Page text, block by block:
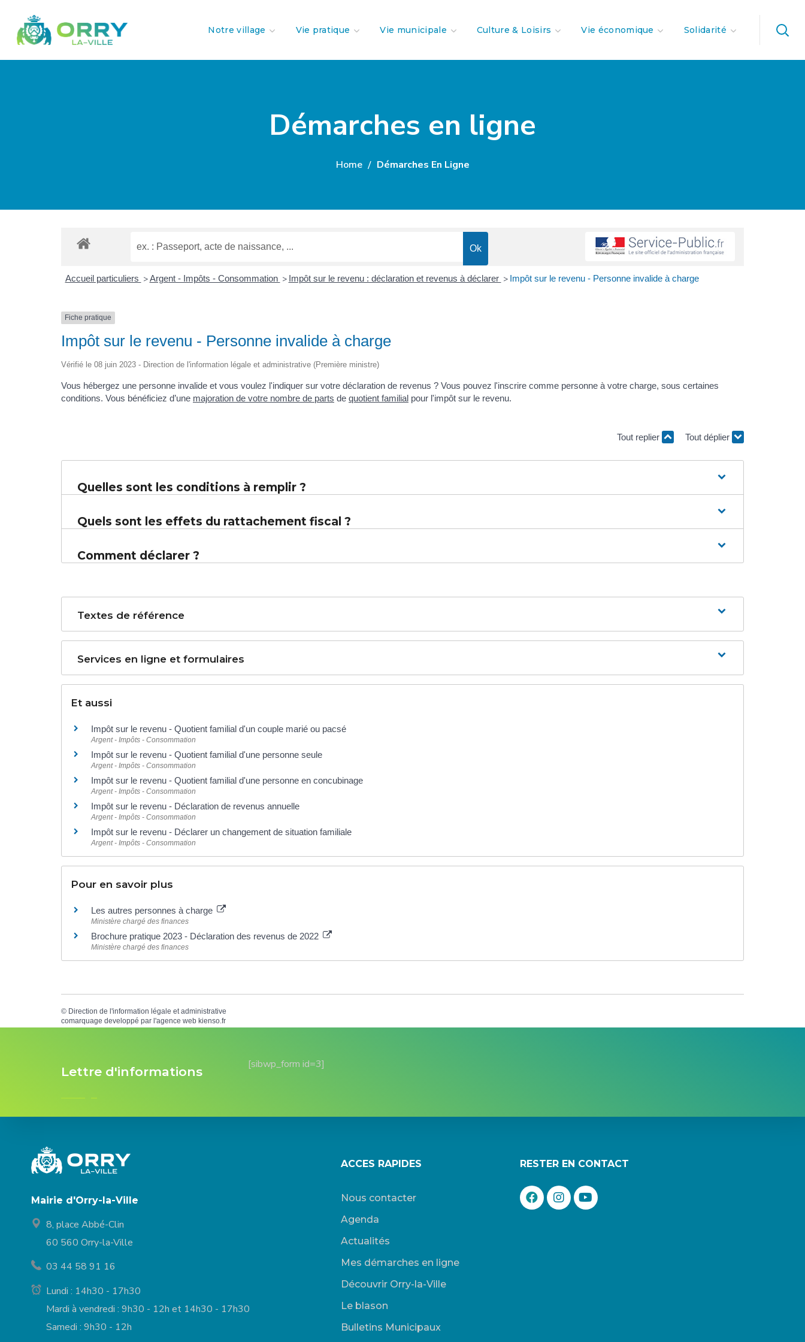
Notre village Vie pratique Vie municipale Culture & Loisirs Vie économique Solidarité
Démarches en ligne
Home Démarches En Ligne
Accueil particuliers > Argent - Impôts - Consommation > Impôt sur le revenu : déclaration et revenus à déclarer > Impôt sur le revenu - Personne invalide à charge
Fiche pratique
Impôt sur le revenu - Personne invalide à charge
Vérifié le 08 juin 2023 - Direction de l'information légale et administrative (Première ministre)
Vous hébergez une personne invalide et vous voulez l'indiquer sur votre déclaration de revenus ? Vous pouvez l'inscrire comme personne à votre charge, sous certaines
conditions. Vous bénéficiez d’une majoration de votre nombre de parts de quotient familial pour l'impôt sur le revenu.
Tout replier Tout déplier
Quelles sont les conditions à remplir ?
Quels sont les effets du rattachement fiscal ?
Comment déclarer ?
Textes de référence
Services en ligne et formulaires
Et aussi
Impôt sur le revenu - Quotient familial d'un couple marié ou pacsé
Argent - Impôts - Consommation
Impôt sur le revenu - Quotient familial d'une personne seule
Argent - Impôts - Consommation
Impôt sur le revenu - Quotient familial d'une personne en concubinage
Argent - Impôts - Consommation
Impôt sur le revenu - Déclaration de revenus annuelle
Argent - Impôts - Consommation
Impôt sur le revenu - Déclarer un changement de situation familiale
Argent - Impôts - Consommation
Pour en savoir plus
Les autres personnes à charge
Ministère chargé des finances
Brochure pratique 2023 - Déclaration des revenus de 2022
Ministère chargé des finances
© Direction de l'information légale et administrative
comarquage developpé par l'agence web kienso.fr
Lettre d'informations [sibwp_form id=3]
Mairie d'Orry-la-Ville
8, place Abbé-Clin
60 560 Orry-la-Ville
03 44 58 91 16
Lundi : 14h30 - 17h30
Mardi à vendredi : 9h30 - 12h et 14h30 - 17h30
Samedi : 9h30 - 12h
ACCES RAPIDES
Nous contacter
Agenda
Actualités
Mes démarches en ligne
Découvrir Orry-la-Ville
Le blason
Bulletins Municipaux
RESTER EN CONTACT